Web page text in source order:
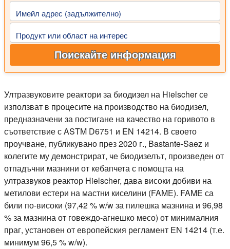
Имейл адрес (задължително)
Продукт или област на интерес
Поискайте информация
Ултразвуковите реактори за биодизел на Hielscher се
използват в процесите на производство на биодизел,
предназначени за постигане на качество на горивото в
съответствие с ASTM D6751 и EN 14214. В своето
проучване, публикувано през 2020 г., Bastante-Saez и
колегите му демонстрират, че биодизелът, произведен от
отпадъчни мазнини от кебапчета с помощта на
ултразвуков реактор Hielscher, дава високи добиви на
метилови естери на мастни киселини (FAME). FAME са
били по-високи (97,42 % w/w за пилешка мазнина и 96,98
% за мазнина от говеждо-агнешко месо) от минималния
праг, установен от европейския регламент EN 14214 (т.е.
минимум 96,5 % w/w).